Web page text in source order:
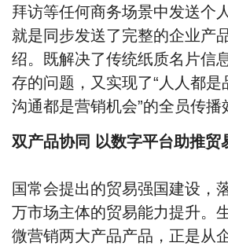
拜访等任何商务场景中发送个
就是同步发送了完整的企业产
绍。既解决了传统纸质名片信
存的问题，又实现了“人人都是
沟通都是营销机会”的全员传播
双产品协同 以数字平台助推贸
国常会提出的贸易强国建设，
万市场主体的贸易能力提升。
微营销两大产品产品，正是从